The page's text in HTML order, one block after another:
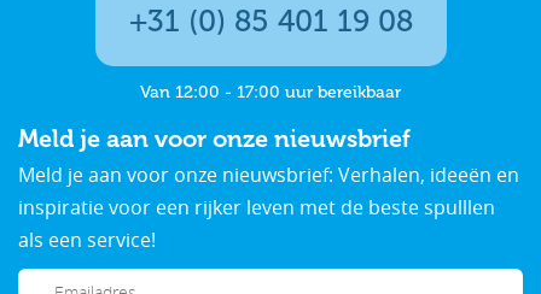
+31 (0) 85 401 19 08
Van 12:00 - 17:00 uur bereikbaar
Meld je aan voor onze nieuwsbrief
Meld je aan voor onze nieuwsbrief: Verhalen, ideeën en
inspiratie voor een rijker leven met de beste spulllen
als een service!